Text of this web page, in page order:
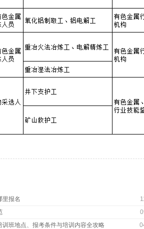
里报名
训班地点、报考条件与培训内容全攻略